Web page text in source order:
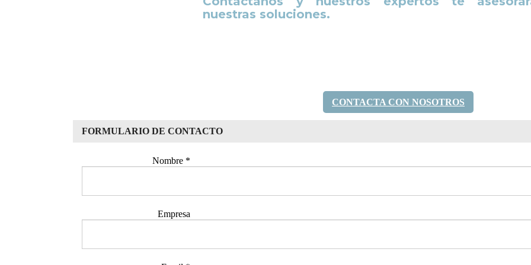
nuestras soluciones.
CONTACTA CON NOSOTROS
FORMULARIO DE CONTACTO
Nombre *
Empresa